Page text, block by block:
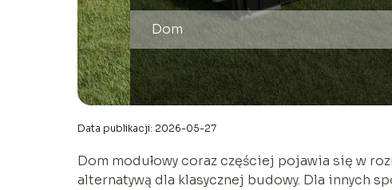
Dom
Data publikacji: 2026-05-27
Dom modułowy coraz częściej pojawia się w
alternatywą dla klasycznej budowy. Dla innych